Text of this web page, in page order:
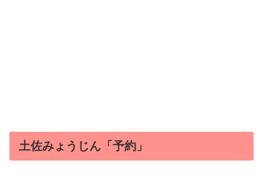
土佐みょうじん「予約」